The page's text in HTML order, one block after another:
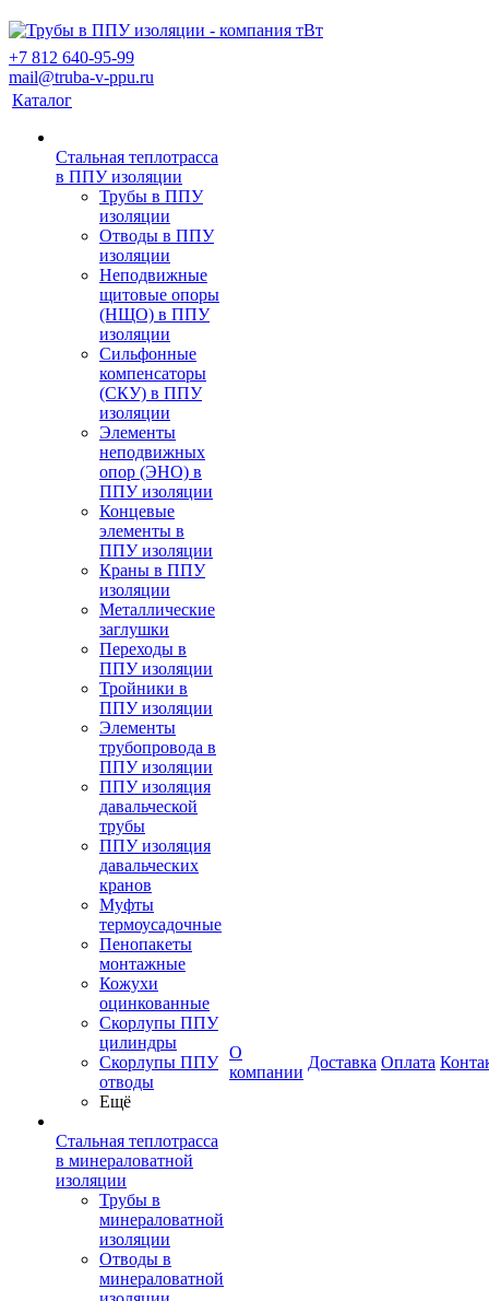
+7 812 640-95-99
mail@truba-v-ppu.ru
Каталог
Стальная теплотрасса
в ППУ изоляции
Трубы в ППУ
изоляции
Отводы в ППУ
изоляции
Неподвижные
щитовые опоры
(НЩО) в ППУ
изоляции
Cильфонные
компенсаторы
(СКУ) в ППУ
изоляции
Элементы
неподвижных
опор (ЭНО) в
ППУ изоляции
Концевые
элементы в
ППУ изоляции
Краны в ППУ
изоляции
Металлические
заглушки
Переходы в
ППУ изоляции
Тройники в
ППУ изоляции
Элементы
трубопровода в
ППУ изоляции
ППУ изоляция
давальческой
трубы
ППУ изоляция
давальческих
кранов
Муфты
термоусадочные
Пенопакеты
монтажные
Кожухи
оцинкованные
Скорлупы ППУ
цилиндры
Скорлупы ППУ
отводы
Ещё
Стальная теплотрасса
в минераловатной
изоляции
Трубы в
минераловатной
изоляции
Отводы в
минераловатной
О
компании
Доставка Оплата